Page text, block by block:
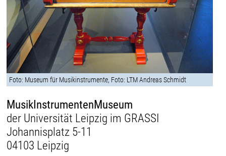
Foto: Museum für Musikinstrumente, Foto: LTM Andreas Schmidt
MusikInstrumentenMuseum
der Universität Leipzig im GRASSI
Johannisplatz 5-11
04103 Leipzig